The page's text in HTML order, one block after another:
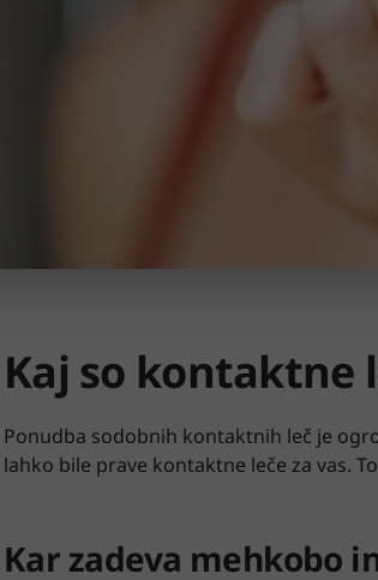
Kaj so kontaktne
Ponudba sodobnih kontaktnih leč je
lahko bile prave kontaktne leče za vas.
Kar zadeva mehkobo